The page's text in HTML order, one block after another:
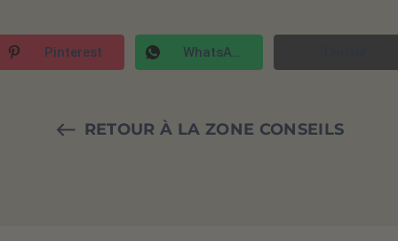
Pinterest WhatsApp
RETOUR À LA ZONE CONSEILS